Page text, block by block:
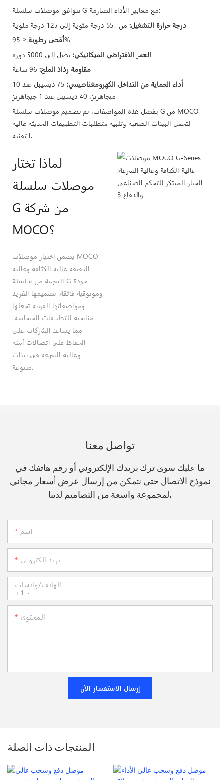
تتوافق موصلات سلسلة G مع معايير الأداء الصارمة:
درجة حرارة التشغيل: من -55 درجة مئوية إلى 125 درجة مئوية
أقصى رطوبة:≤ 95%
العمر الافتراضي الميكانيكي: يصل إلى 5000 دورة
مقاومة رذاذ الملح:
أداء الحماية من التداخل الكهرومغناطيسي:
75 ديسيبل عند 10
ميجاهرتز، 40 ديسيبل عند 1 جيجاهرتز
بفضل هذه المواصفات، تم تصميم موصلات سلسلة G من MOCO
لتحمل البيئات الصعبة وتلبية متطلبات التطبيقات الحديثة عالية
التقنية.
لماذا تختار
موصلات سلسلة
G من شركة
MOCO؟
يضمن اختيار موصلات MOCO
الدقيقة عالية الكثافة وعالية
السرعة من سلسلة G جودة
وموثوقية فائقة. تصميمها الفريد
ومواصفاتها القوية تجعلها
مناسبة للتطبيقات الحساسة،
مما يساعد الشركات على
الحفاظ على اتصالات آمنة
وعالية السرعة في بيئات
متنوعة.
تواصل معنا
ما عليك سوى ترك بريدك الإلكتروني أو رقم هاتفك في
نموذج الاتصال حتى نتمكن من إرسال عرض أسعار مجاني
لمجموعة واسعة من التصاميم لدينا.
اسم
بريد إلكتروني
+1
الهاتف/واتساب
المحتوى
إرسال الاستفسار الآن
المنتجات ذات الصلة